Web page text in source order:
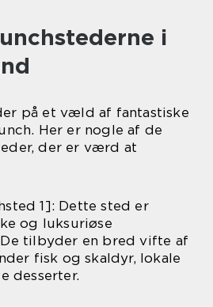
i
på et væld af fantastiske
Her er nogle af de
der er værd at
1]: Dette sted er
og luksuriøse
tilbyder en bred vifte af
fisk og skaldyr, lokale
desserter.